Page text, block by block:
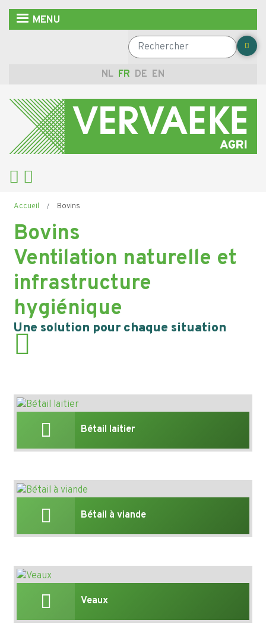
Aller
MENU
Rechercher
NL FR DE EN
Fil
d'Ariane
Accueil Bovins
Bovins
Ventilation naturelle et
infrastructure
hygiénique
Une solution pour chaque situation
Bétail laitier
Bétail à viande
Veaux